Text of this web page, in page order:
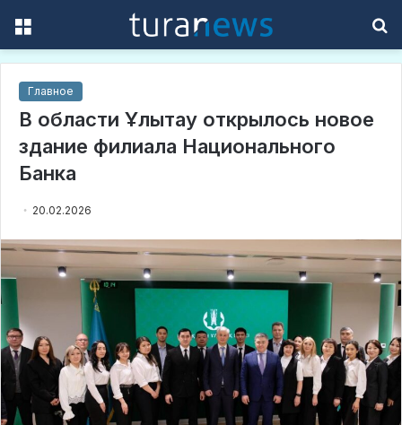
Главное
В области Ұлытау открылось новое
здание филиала Национального
Банка
20.02.2026